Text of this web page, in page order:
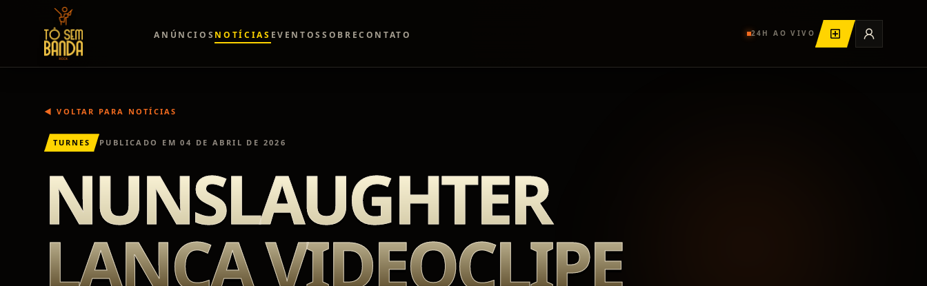
ANÚNCIOS NOTÍCIAS EVENTOSSOBRECONTATO 24H AO VIVO
◀ VOLTAR PARA NOTÍCIAS
TURNES PUBLICADO EM04 DE ABRIL DE 2026
NUNSLAUGHTER
LANÇA VIDEOCLIPE